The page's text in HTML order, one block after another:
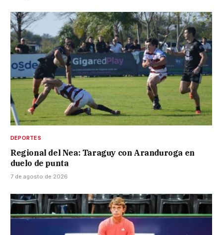
DEPORTES
Regional del Nea: Taraguy con Aranduroga en
duelo de punta
7 de agosto de 2026